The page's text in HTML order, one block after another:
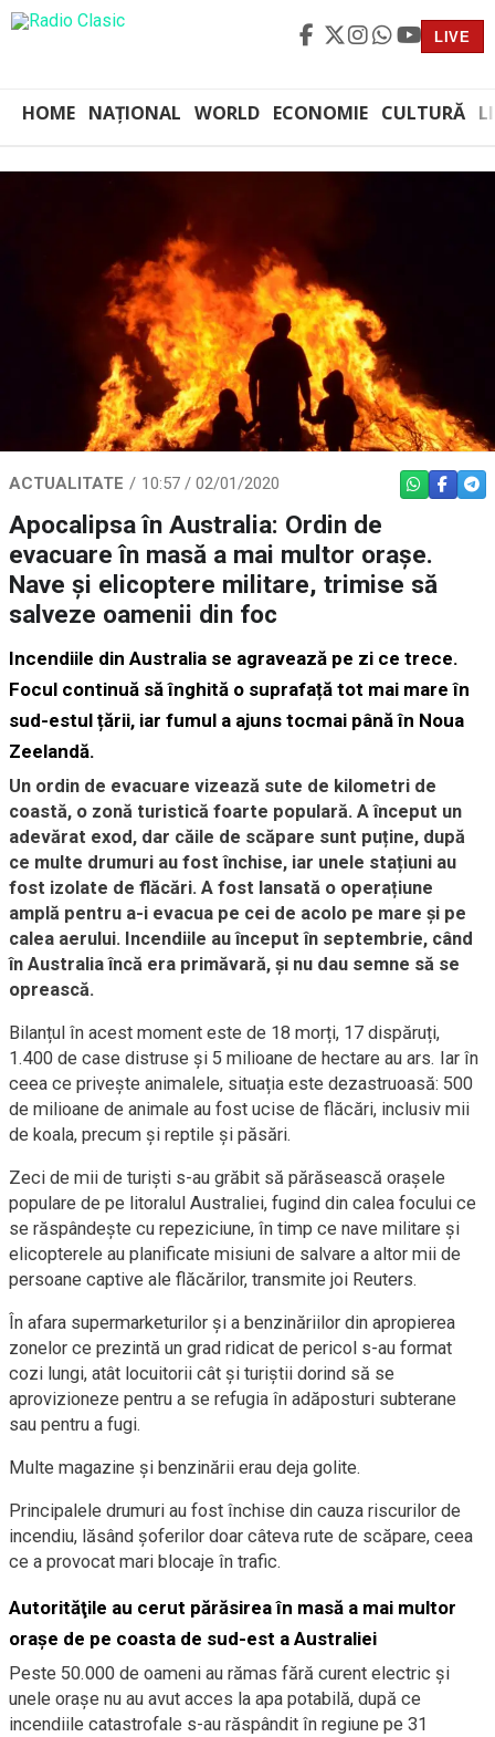
LIVE
HOME NAȚIONAL WORLD ECONOMIE CULTURĂ
ACTUALITATE 10:57 / 02/01/2020 WHATSAPP
Apocalipsa în Australia: Ordin de
evacuare în masă a mai multor oraşe.
Nave şi elicoptere militare, trimise să
salveze oamenii din foc
Incendiile din Australia se agravează pe zi ce trece.
Focul continuă să înghită o suprafață tot mai mare în
sud-estul țării, iar fumul a ajuns tocmai până în Noua
Zeelandă.
Un ordin de evacuare vizează sute de kilometri de
coastă, o zonă turistică foarte populară. A început un
adevărat exod, dar căile de scăpare sunt puține, după
ce multe drumuri au fost închise, iar unele stațiuni au
fost izolate de flăcări. A fost lansată o operațiune
amplă pentru a-i evacua pe cei de acolo pe mare și pe
calea aerului. Incendiile au început în septembrie, când
în Australia încă era primăvară, și nu dau semne să se
oprească.
Bilanțul în acest moment este de 18 morți, 17 dispăruți,
1.400 de case distruse și 5 milioane de hectare au ars. Iar în
ceea ce privește animalele, situația este dezastruoasă: 500
de milioane de animale au fost ucise de flăcări, inclusiv mii
de koala, precum și reptile și păsări.
Zeci de mii de turişti s-au grăbit să părăsească oraşele
populare de pe litoralul Australiei, fugind din calea focului ce
se răspândeşte cu repeziciune, în timp ce nave militare şi
elicopterele au planificate misiuni de salvare a altor mii de
persoane captive ale flăcărilor, transmite joi Reuters.
În afara supermarketurilor şi a benzinăriilor din apropierea
zonelor ce prezintă un grad ridicat de pericol s-au format
cozi lungi, atât locuitorii cât şi turiştii dorind să se
aprovizioneze pentru a se refugia în adăposturi subterane
sau pentru a fugi.
Multe magazine şi benzinării erau deja golite.
Principalele drumuri au fost închise din cauza riscurilor de
incendiu, lăsând şoferilor doar câteva rute de scăpare, ceea
ce a provocat mari blocaje în trafic.
Autorităţile au cerut părăsirea în masă a mai multor
oraşe de pe coasta de sud-est a Australiei
Peste 50.000 de oameni au rămas fără curent electric şi
unele oraşe nu au avut acces la apa potabilă, după ce
incendiile catastrofale s-au răspândit în regiune pe 31